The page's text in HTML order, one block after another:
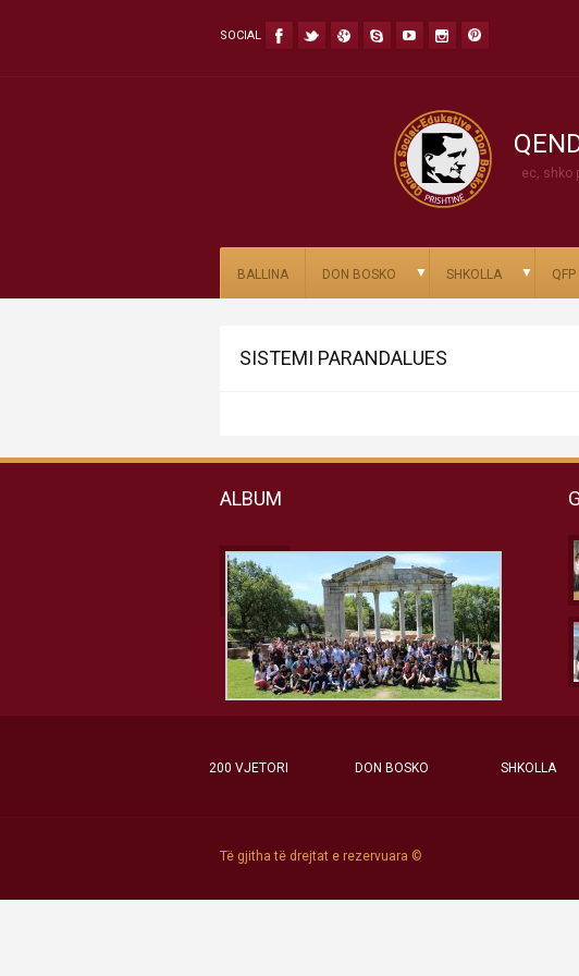
SOCIAL
ec, shko
BALLINA DON BOSKO ▼ SHKOLLA ▼ QFP
SISTEMI PARANDALUES
ALBUM
200 VJETORI DON BOSKO SHKOLLA
Të gjitha të drejtat e rezervuara ©